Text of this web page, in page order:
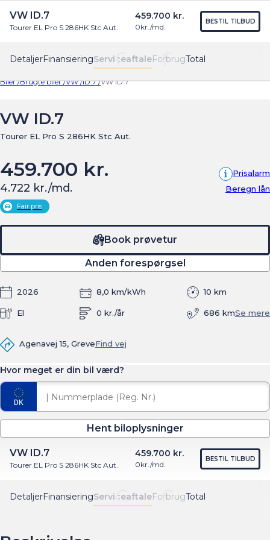
Find os Menu
DetaljerFinansieringServiceaftaleForbrugTotal
VW ID.7
Tourer EL Pro S 286HK Stc Aut.
459.700 kr.
0kr./md.
BESTIL TILBUD
Biler /Brugte biler /VW /ID.7 /VW ID.7
VW ID.7
Tourer EL Pro S 286HK Stc Aut.
459.700 kr. Prisalarm
4.722 kr./md. Beregn lån
Fair pris
10 km
2026 8,0 km/kWh
0 kr./år
El 686 kmSe mere
Book prøvetur
Anden forespørgsel
Agenavej 15, GreveFind vej
Hvor meget er din bil værd?
Hent biloplysninger
DetaljerFinansieringServiceaftaleForbrugTotal
VW ID.7
Tourer EL Pro S 286HK Stc Aut.
459.700 kr.
0kr./md.
BESTIL TILBUD